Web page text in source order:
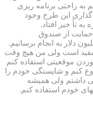
به راحتی برنامه ریزی
این طرح وجود
حمایت از صندوق
مفید است ولی من هیچ وقت
موقعیتی استفاده کنم
کنم و شایستگی خودم را
داشتم ولی همیشه
خودم استفاده کنم.